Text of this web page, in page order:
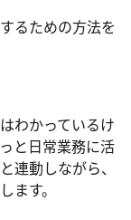
るための方法を
わかっているけ
と日常業務に活
連動しながら、
ます。